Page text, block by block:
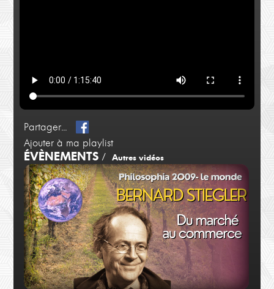
Partager...
Ajouter à ma playlist
ÉVÈNEMENTS /Autres vidéos